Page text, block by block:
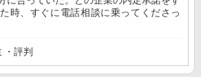
時、すぐに電話相談に乗ってくださっ
・評判